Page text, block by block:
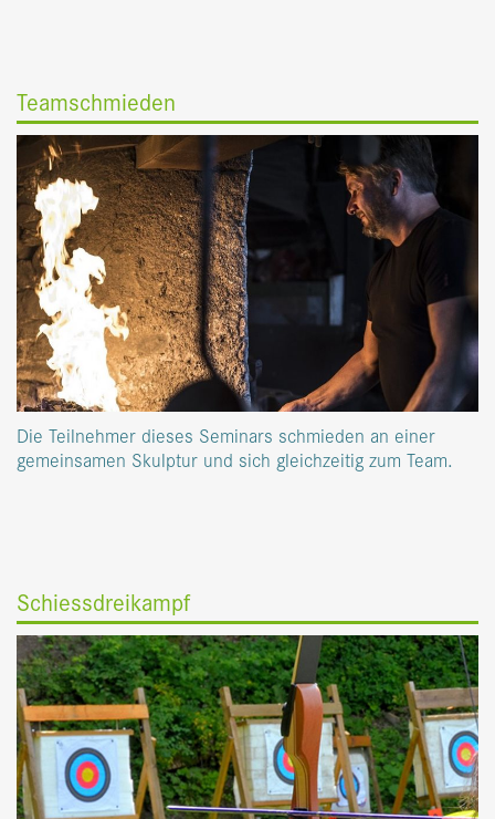
Teamschmieden
Die Teilnehmer dieses Seminars schmieden an einer
gemeinsamen Skulptur und sich gleichzeitig zum Team.
Schiessdreikampf